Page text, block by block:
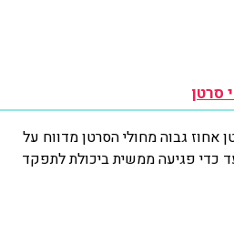
סרטן
אחוז גבוה מחולי הסרטן מדווח על
כדי פגיעה ממשית ביכולת לתפקד